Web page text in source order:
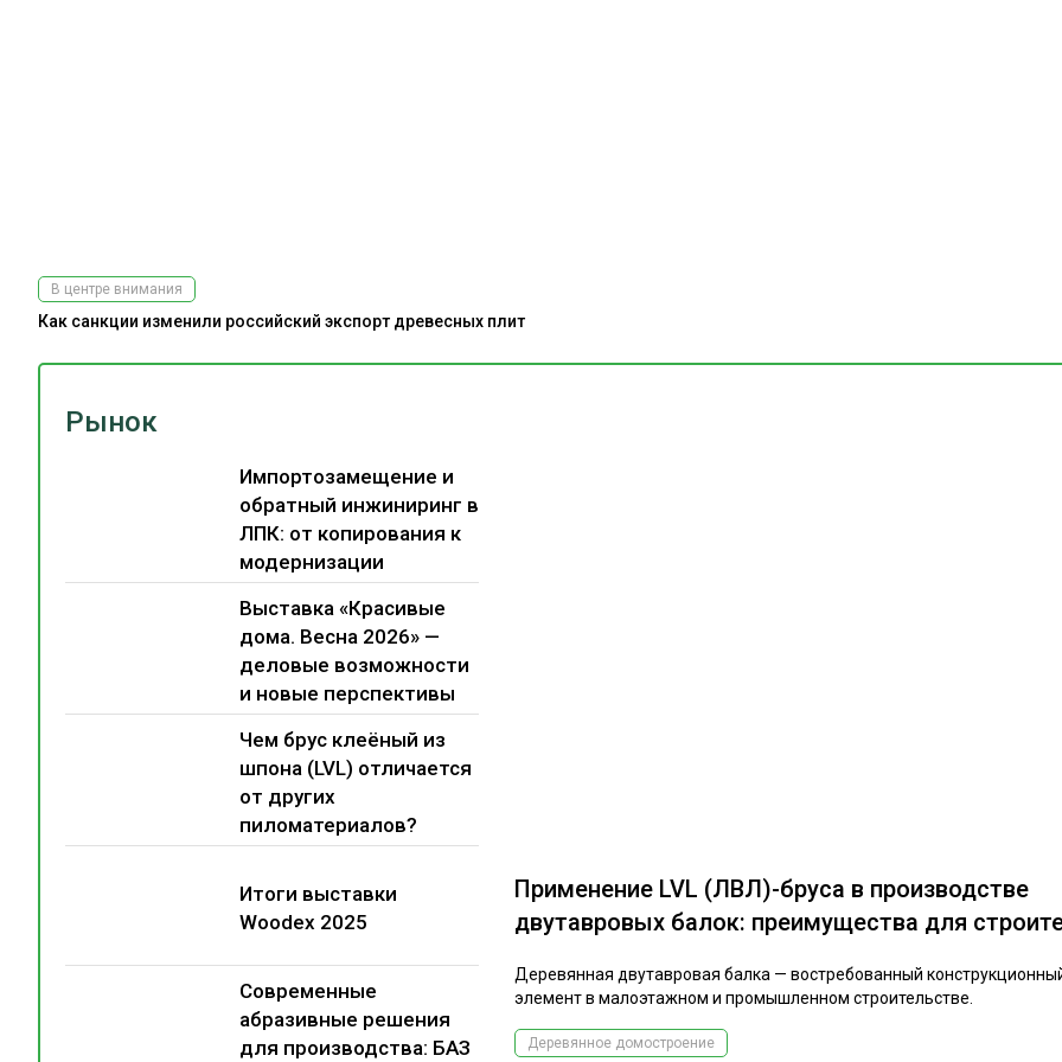
Рынок
Импортозамещение и
обратный инжиниринг в
ЛПК: от копирования к
модернизации
Выставка «Красивые
дома. Весна 2026» —
деловые возможности
и новые перспективы
Чем брус клеёный из
шпона (LVL) отличается
от других
пиломатериалов?
Итоги выставки
Woodex 2025
Современные
абразивные решения
для производства: БАЗ
Применение LVL (ЛВЛ)-бруса в производстве
двутавровых балок: преимущества для
Деревянная двутавровая балка — востребованный
элемент в малоэтажном и промышленном строительстве.
Деревянное домостроение
В центре внимания
Как санкции изменили российский экспорт древесных плит